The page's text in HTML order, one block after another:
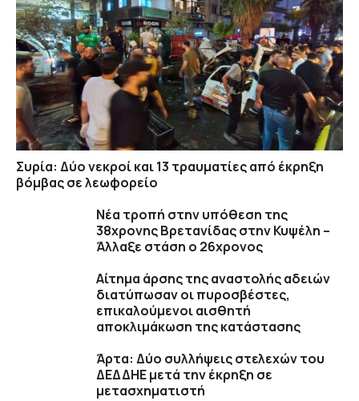
Συρία: Δύο νεκροί και 13 τραυματίες από έκρηξη
βόμβας σε λεωφορείο
Νέα τροπή στην υπόθεση της
38χρονης Βρετανίδας στην Κυψέλη –
Άλλαξε στάση ο 26χρονος
Αίτημα άρσης της αναστολής αδειών
διατύπωσαν οι πυροσβέστες,
επικαλούμενοι αισθητή
αποκλιμάκωση της κατάστασης
Άρτα: Δύο συλλήψεις στελεχών του
ΔΕΔΔΗΕ μετά την έκρηξη σε
μετασχηματιστή